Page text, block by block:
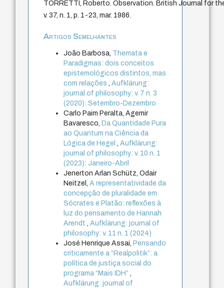
TORRETTI, Roberto. Observation. British Journal for
v. 37, n. 1, p. 1-23, mar. 1986.
Artigos Semelhantes
João Barbosa, Themata e
Paradigmas: dois conceitos
epistemológicos distintos, mas
com relações,Aufklärung:
journal of philosophy: v. 7 n. 3
(2020): Setembro-Dezembro
Carlo Paim Peralta, Agemir
Bavaresco, Da Quantidade Pura
ao Quantum na Ciência da
Lógica de Hegel,Aufklärung:
journal of philosophy: v. 10 n. 1
(2023): Janeiro-Abril
Jenerton Arlan Schütz, Odair
Neitzel,A representatividade da
concepção de pluralidade em
Sócrates e Platão: reflexões à
luz do pensamento de Hannah
Arendt,Aufklärung: journal of
philosophy: v. 11 n. 1 (2024)
José Henrique Assai, Pensando
criticamente a “Realpolitik”: a
política de justiça social do
programa “Mais IDH”,
Aufklärung: journal of